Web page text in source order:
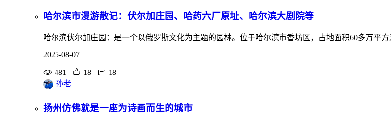
哈尔滨市漫游散记：伏尔加庄园、哈药六厂原址、哈尔滨大剧院等
哈尔滨伏尔加庄园：是一个以俄罗斯文化为主题的园林。位于哈尔滨市香坊区，占地面积60多万平方
2025-08-07
481 18
18
孙老
扬州仿佛就是一座为诗画而生的城市